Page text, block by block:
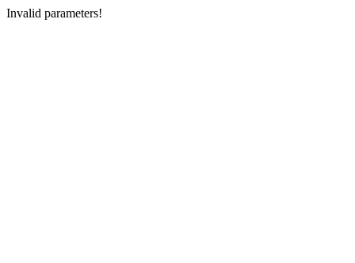
Invalid parameters!